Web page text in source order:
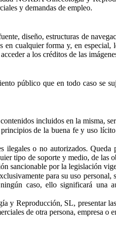
y demandas de empleo.
diseño, estructuras de
cualquier forma y, en
a los créditos de las
público que en todo caso se
incluidos en la misma,
de la buena fe y uso
ilegales o no autorizados.
tipo de soporte y medio, de las
sancionable por la legislación
para su uso
caso, ello significará una
y Reproducción, SL,
de otra persona, empresa o